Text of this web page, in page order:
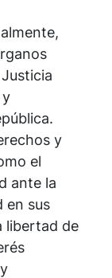
y
y
el
ante la
en sus
libertad de